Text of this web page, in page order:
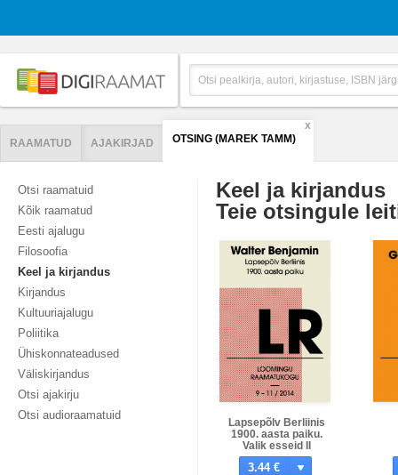
RAAMATUD AJAKIRJAD OTSING (MAREK TAMM)
X
Otsi raamatuid
Kõik raamatud
Eesti ajalugu
Filosoofia
Keel ja kirjandus
Kirjandus
Kultuuriajalugu
Poliitika
Ühiskonnateadused
Väliskirjandus
Otsi ajakirju
Otsi audioraamatuid
Keel ja kirjandus
Teie otsingule
Lapsepõlv Berliinis
1900. aasta paiku.
Valik esseid II
3.44 €